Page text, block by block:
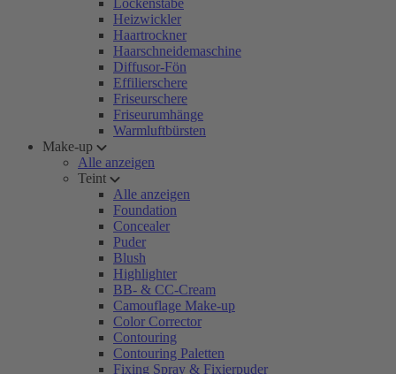
Lockenstäbe
Heizwickler
Haartrockner
Haarschneidemaschine
Diffusor-Fön
Effilierschere
Friseurschere
Friseurumhänge
Warmluftbürsten
Make-up
Alle anzeigen
Teint
Alle anzeigen
Foundation
Concealer
Puder
Blush
Highlighter
BB- & CC-Cream
Camouflage Make-up
Color Corrector
Contouring
Contouring Paletten
Fixing Spray & Fixierpuder